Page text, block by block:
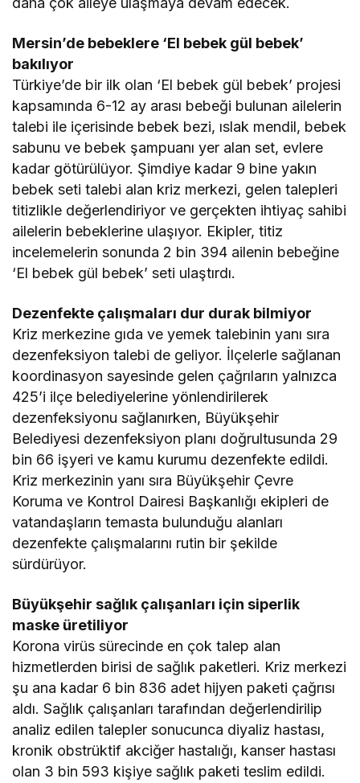
Mersin’de bebeklere ‘El bebek gül bebek’
bakılıyor
Türkiye’de bir ilk olan ‘El bebek gül bebek’ projesi
kapsamında 6-12 ay arası bebeği bulunan ailelerin
talebi ile içerisinde bebek bezi, ıslak mendil, bebek
sabunu ve bebek şampuanı yer alan set, evlere
kadar götürülüyor. Şimdiye kadar 9 bine yakın
bebek seti talebi alan kriz merkezi, gelen talepleri
titizlikle değerlendiriyor ve gerçekten ihtiyaç sahibi
ailelerin bebeklerine ulaşıyor. Ekipler, titiz
incelemelerin sonunda 2 bin 394 ailenin bebeğine
‘El bebek gül bebek’ seti ulaştırdı.
Dezenfekte çalışmaları dur durak bilmiyor
Kriz merkezine gıda ve yemek talebinin yanı sıra
dezenfeksiyon talebi de geliyor. İlçelerle sağlanan
koordinasyon sayesinde gelen çağrıların yalnızca
425’i ilçe belediyelerine yönlendirilerek
dezenfeksiyonu sağlanırken, Büyükşehir
Belediyesi dezenfeksiyon planı doğrultusunda 29
bin 66 işyeri ve kamu kurumu dezenfekte edildi.
Kriz merkezinin yanı sıra Büyükşehir Çevre
Koruma ve Kontrol Dairesi Başkanlığı ekipleri de
vatandaşların temasta bulunduğu alanları
dezenfekte çalışmalarını rutin bir şekilde
sürdürüyor.
Büyükşehir sağlık çalışanları için siperlik
maske üretiliyor
Korona virüs sürecinde en çok talep alan
hizmetlerden birisi de sağlık paketleri. Kriz merkezi
şu ana kadar 6 bin 836 adet hijyen paketi çağrısı
aldı. Sağlık çalışanları tarafından değerlendirilip
analiz edilen talepler sonucunca diyaliz hastası,
kronik obstrüktif akciğer hastalığı, kanser hastası
olan 3 bin 593 kişiye sağlık paketi teslim edildi.